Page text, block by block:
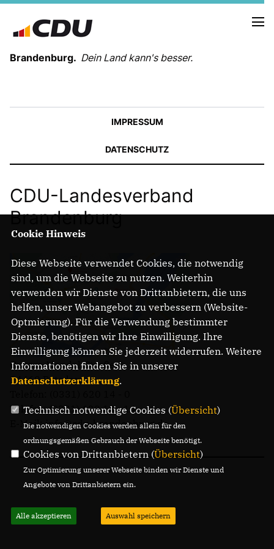
Brandenburg. Dein Land kann's besser.
LANDESVORSTAND
KREISVERBÄNDE
VEREINIGUNGEN UND SONDERORGANISATIONEN
PARTEIGESCHICHTE
PARTEIGERICHT
IM LANDTAG
IN DER LANDESREGIERUNG
IM BUNDESTAG
IM EUROPÄISCHEN PARLAMENT
BILDER
PROGRAMME
WICHTIGE BESCHLÜSSE DER CDU BRANDENBURG
75 JAHRE CDU BRANDENBURG
PRESSE
SPENDEN
IMPRESSUM
DATENSCHUTZ
CDU-Landesverband
Brandenburg
Gregor-Mendel-Straße 3
14469 Potsdam
Telefax: (0331) 620 14 - 14
E-Mail: info@cdu-brandenburg.de
Cookie Hinweis
Diese Webseite verwendet Cookies, die notwendig
sind, um die Webseite zu nutzen. Weiterhin
verwenden wir Dienste von Drittanbietern, die uns
helfen, unser Webangebot zu verbessern (Website-
Optmierung). Für die Verwendung bestimmter
Dienste, benötigen wir Ihre Einwilligung. Ihre
Einwilligung können Sie jederzeit widerrufen. Weitere
Informationen finden Sie in unserer
Datenschutzerklärung.
Technisch notwendige Cookies (Übersicht)
Die notwendigen Cookies werden allein für den
ordnungsgemäßen Gebrauch der Webseite benötigt.
Cookies von Drittanbietern (Übersicht)
Zur Optimierung unserer Webseite binden wir Dienste und
Angebote von Drittanbietern ein.
Alle akzeptieren Auswahl speichern